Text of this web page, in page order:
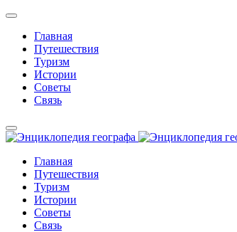
Главная
Путешествия
Туризм
Истории
Советы
Связь
Главная
Путешествия
Туризм
Истории
Советы
Связь